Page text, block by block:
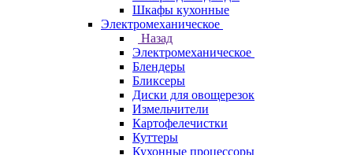
Шкафы кухонные
Электромеханическое
Назад
Электромеханическое
Блендеры
Бликсеры
Диски для овощерезок
Измельчители
Картофелечистки
Куттеры
Кухонные процессоры